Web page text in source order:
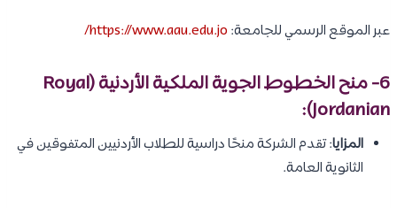
عبر الموقع الرسمي للجامعة: https://www.aau.edu.jo/
6- منح الخطوط الجوية الملكية الأردنية (Royal
Jordanian):
المزايا: تقدم الشركة منحًا دراسية للطلاب الأردنيين المتفوقين في
الثانوية العامة.